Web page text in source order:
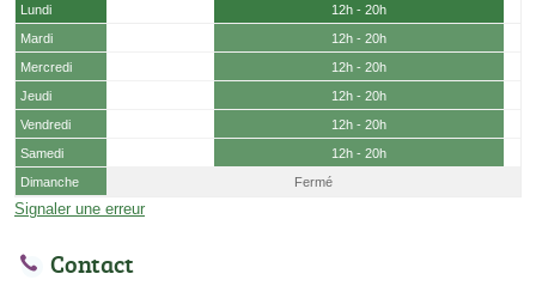
Lundi
12h - 20h
Mardi
12h - 20h
Mercredi
12h - 20h
Jeudi
12h - 20h
Vendredi
12h - 20h
Samedi
12h - 20h
Dimanche
Fermé
Signaler une erreur
Contact